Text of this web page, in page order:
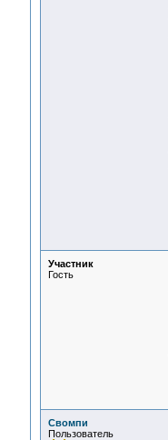
Участник
Гость
Свомпи
Пользователь